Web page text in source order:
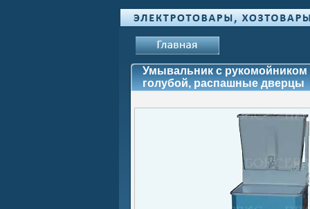
Умывальник с
голубой, распашные дверцы